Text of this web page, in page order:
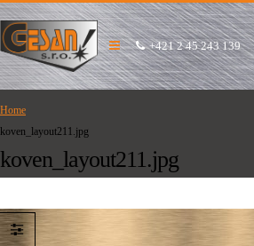
+421 2 45 243 139
Home
koven_layout211.jpg
koven_layout211.jpg